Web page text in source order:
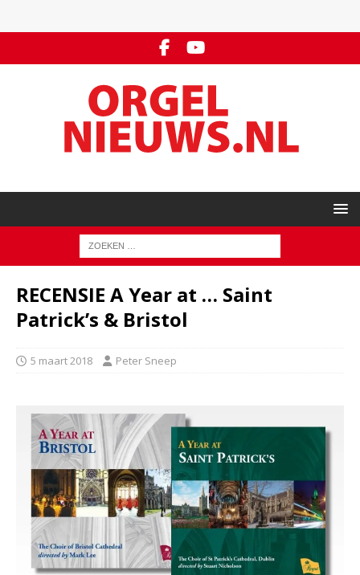
RECENSIE A Year at … Saint
Patrick’s & Bristol
5 maart 2018 Peter Sneep